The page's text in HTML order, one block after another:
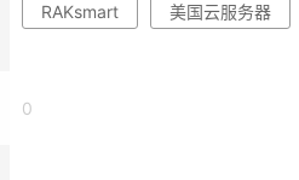
RAKsmart 美国云服务器
0